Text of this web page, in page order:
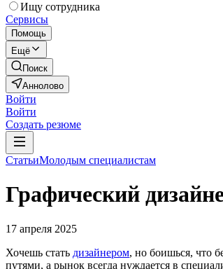
Ищу сотрудника
Сервисы
Помощь
Ещё
Поиск
Аннолово
Войти
Войти
Создать резюме
СтатьиМолодым специалистам
Графический
17 апреля 2025
Хочешь стать дизайнером, но боишься, что
путями, а рынок всегда нуждается в